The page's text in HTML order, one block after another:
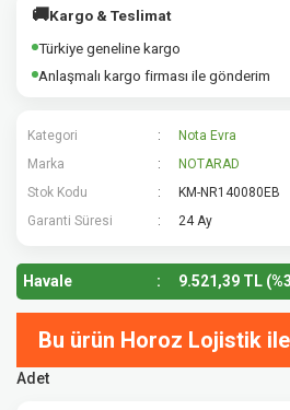
🚚Kargo & Teslimat
Türkiye geneline kargo
Anlaşmalı kargo firması ile gönderim
Kategori
Nota Evra
Marka
NOTARAD
Stok Kodu
KM-NR140080EB
Garanti Süresi
24 Ay
Havale 9.521,39 TL
Bu ürün Horoz Lojistik
Adet